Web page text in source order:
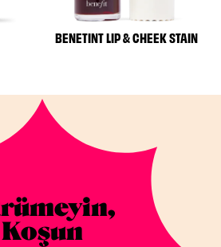
BENETINT LIP & CHEEK STAIN
Koşun